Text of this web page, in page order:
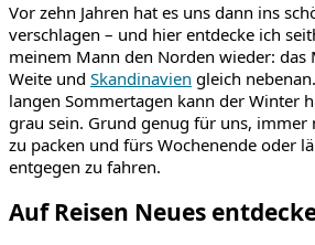
Vor zehn Jahren hat es uns dann ins
verschlagen – und hier entdecke ich
meinem Mann den Norden wieder: das
Weite und Skandinavien gleich
langen Sommertagen kann der Winter
grau sein. Grund genug für uns, immer
zu packen und fürs Wochenende oder
entgegen zu fahren.
Auf Reisen Neues